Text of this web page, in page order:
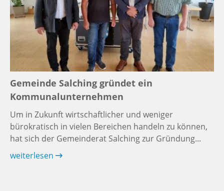
Gemeinde Salching gründet ein
Kommunalunternehmen
Um in Zukunft wirtschaftlicher und weniger
bürokratisch in vielen Bereichen handeln zu können,
hat sich der Gemeinderat Salching zur Gründung...
weiterlesen